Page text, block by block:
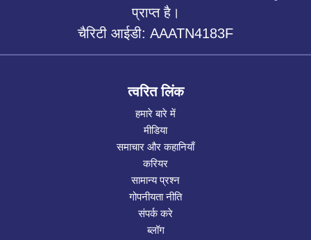
प्राप्त है।
चैरिटी आईडी: AAATN4183F
त्वरित लिंक
हमारे बारे में
मीडिया
समाचार और कहानियाँ
करियर
सामान्य प्रश्न
गोपनीयता नीति
संपर्क करे
ब्लॉग